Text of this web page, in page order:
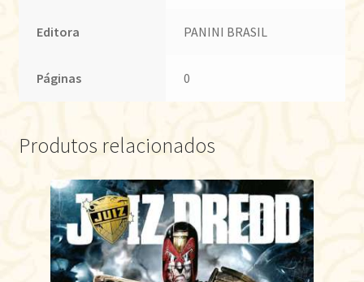
Editora PANINI BRASIL
Páginas 0
Produtos relacionados